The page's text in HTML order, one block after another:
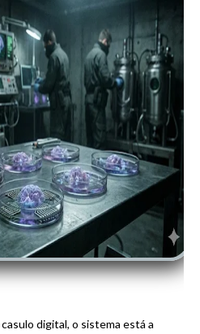
digital, o sistema está a